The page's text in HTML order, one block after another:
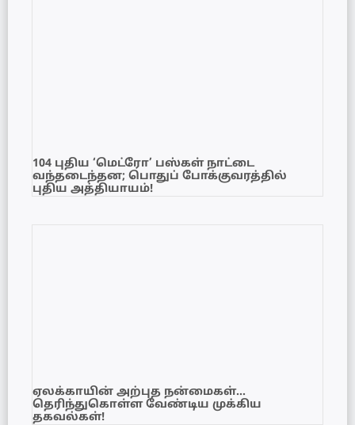
104 புதிய ‘மெட்ரோ’ பஸ்கள் நாட்டை
வந்தடைந்தன; பொதுப் போக்குவரத்தில்
புதிய அத்தியாயம்!
ஏலக்காயின் அற்புத நன்மைகள்…
தெரிந்துகொள்ள வேண்டிய முக்கிய
தகவல்கள்!